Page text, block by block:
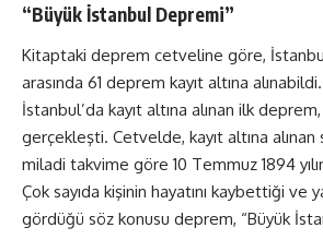
“Büyük İstanbul Depremi”
Kitaptaki deprem cetveline göre,
arasında 61 deprem kayıt altına alınabildi.
İstanbul’da kayıt altına alınan ilk
gerçekleşti. Cetvelde, kayıt altına
miladi takvime göre 10 Temmuz 1894
Çok sayıda kişinin hayatını kaybettiği ve
gördüğü söz konusu deprem, “Büyük